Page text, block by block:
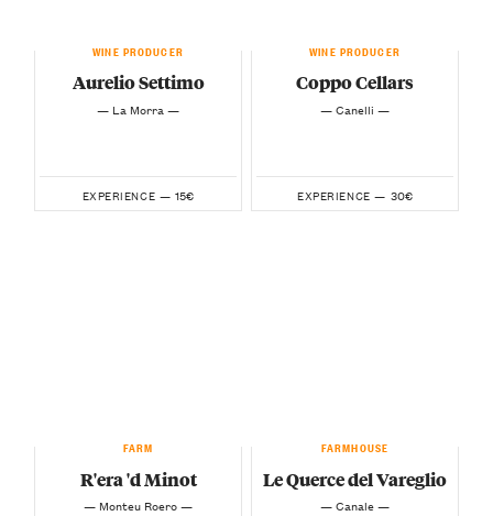
WINE PRODUCER
Aurelio Settimo
— La Morra —
EXPERIENCE — 15€
WINE PRODUCER
Coppo Cellars
— Canelli —
EXPERIENCE — 30€
FARM
R'era 'd Minot
— Monteu Roero —
FARMHOUSE
Le Querce del Vareglio
— Canale —